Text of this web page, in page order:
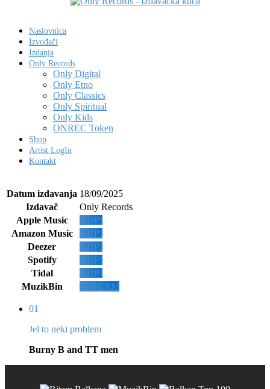
Naslovnica
Izvođači
Izdanja
Only Records
Only Digital
Only Etno
Only Classics
Only Spiritual
Only Kids
ONREC Token
Shop
Artist LogIn
Kontakt
Datum izdavanja 18/09/2025
Izdavač
Only Records
Apple Music
KUPI
Amazon Music
KUPI
Deezer
KUPI
Spotify
KUPI
Tidal
KUPI
MuzikBin
STREAM
01
Jel to neki problem
Burny B and TT men